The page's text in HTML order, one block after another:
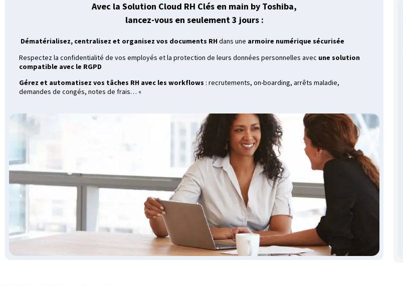
Avec la Solution Cloud RH Clés en main by Toshiba,
lancez-vous en seulement 3 jours :
Dématérialisez, centralisez et organisez vos documents RHdans une armoire numérique sécurisée
Respectez la confidentialité de vos employés et la protection de leurs données personnelles avec une solution
compatible avec le RGPD
Gérez et automatisez vos tâches RH avec les workflows : recrutements, on-boarding, arrêts maladie,
demandes de congés, notes de frais… «